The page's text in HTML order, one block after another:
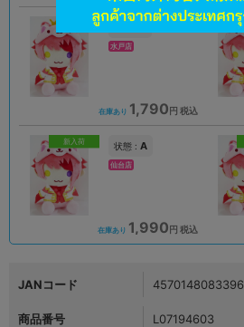
水戸店
在庫あり 1,790円 税込
新入荷 状態 : A
仙台店
在庫あり 1,990円 税込
JANコード 4570148083396
商品番号 L07194603